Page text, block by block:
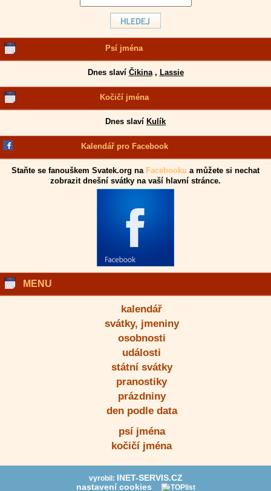
Psí jména
Dnes slaví Čikina, Lassie
Kočičí jména
Dnes slaví Kulík
Kalendář pro Facebook
Staňte se fanouškem Svatek.org na Facebooku a můžete si nechat
zobrazit dnešní svátky na vaší hlavní stránce.
MENU
kalendář
svátky, jmeniny
osobnosti
události
státní svátky
pranostiky
prázdniny
den podle data
psí jména
kočičí jména
vyrobil:
INET-SERVIS.CZ
nastavení cookies